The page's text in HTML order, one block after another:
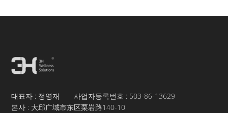
대표자 : 정영재 사업자등록번호 : 503-86-13629
본사 : 大邱广域市东区栗岩路140-10